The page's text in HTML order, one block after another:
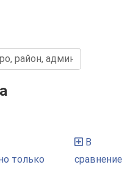
только
В
сравнение